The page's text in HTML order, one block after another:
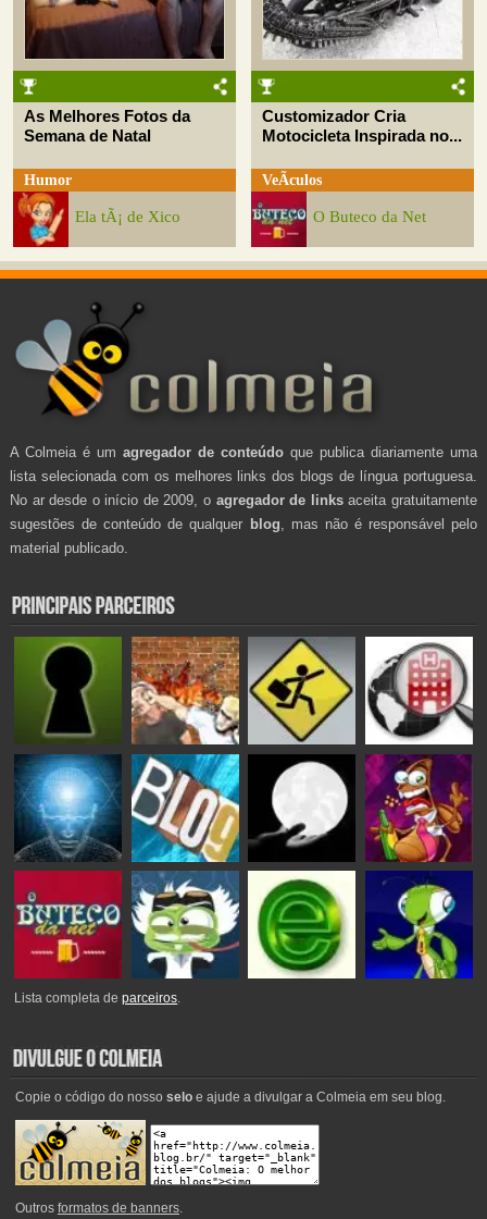
As Melhores Fotos da
Semana de Natal
Humor
Ela tÃ¡ de Xico
Customizador Cria
Motocicleta Inspirada no...
VeÃ­culos
O Buteco da Net
A Colmeia é um agregador de conteúdo que publica diariamente uma
lista selecionada com os melhores links dos blogs de língua portuguesa.
No ar desde o início de 2009, o agregador de linksaceita gratuitamente
sugestões de conteúdo de qualquer blog , mas não é responsável pelo
material publicado.
Lista completa deparceiros.
Copie o código do nosso seloe ajude a divulgar a Colmeia em seu blog.
Outros formatos de banners.